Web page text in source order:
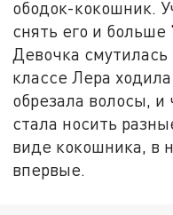
ободок-кокошник.
снять его и больше
Девочка смутилась
классе Лера
обрезала волосы,
стала носить
виде кокошника, в
впервые.